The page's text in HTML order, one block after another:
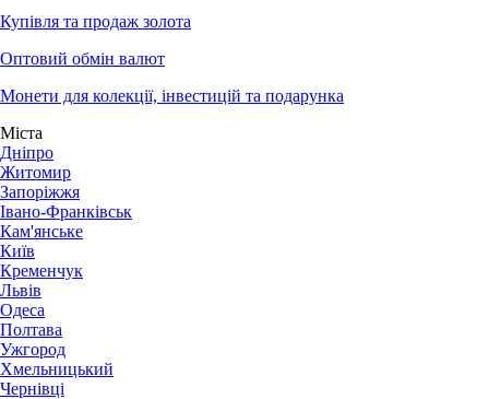
Купівля та продаж золота
Оптовий обмін валют
Монети для колекції, інвестицій та подарунка
Міста
Дніпро
Житомир
Запоріжжя
Івано-Франківськ
Кам'янське
Київ
Кременчук
Львів
Одеса
Полтава
Ужгород
Хмельницький
Чернівці